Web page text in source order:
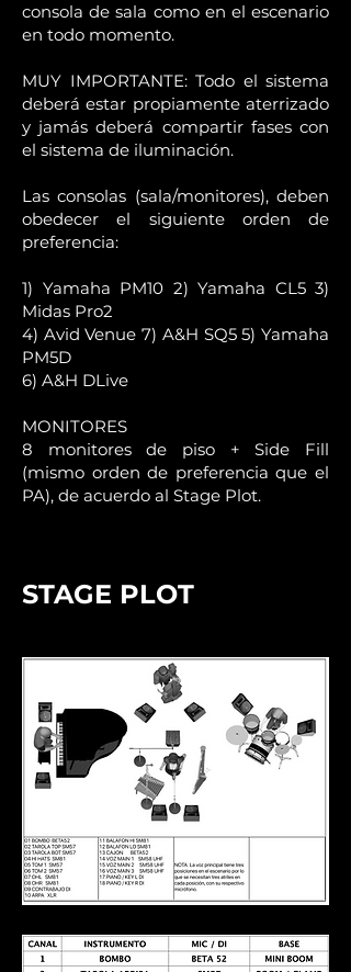
consola de sala como en el escenario
en todo momento.
MUY IMPORTANTE: Todo el sistema
deberá estar propiamente aterrizado
y jamás deberá compartir fases con
el sistema de iluminación.
Las consolas (sala/monitores), deben
obedecer el siguiente orden de
preferencia:
1) Yamaha PM10 2) Yamaha CL5 3)
Midas Pro2
4) Avid Venue 7) A&H SQ5 5) Yamaha
PM5D
6) A&H DLive
MONITORES
8 monitores de piso + Side Fill
(mismo orden de preferencia que el
PA), de acuerdo al Stage Plot.
STAGE PLOT